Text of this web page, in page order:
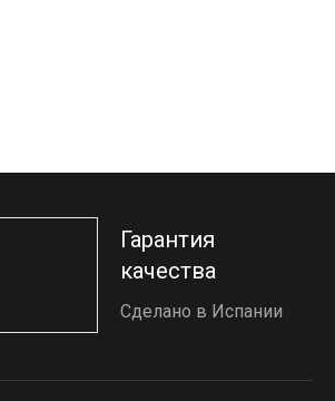
Гарантия
качества
Сделано в Испании